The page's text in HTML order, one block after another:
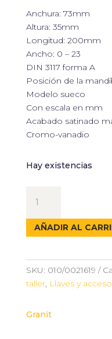
Anchura: 73mm
Altura: 35mm
Longitud: 200mm
Ancho: 0 – 23
DIN 3117 forma A
Posición de la
Modelo sueco
Con escala en mm
Acabado satinado
Cromo-vanadio
Hay existencias
INGLESA
AJUSTABLE
23
-
GRANIT
cantidad
AÑADIR AL
SKU: 010/0021619
taller, Llaves y
Granit